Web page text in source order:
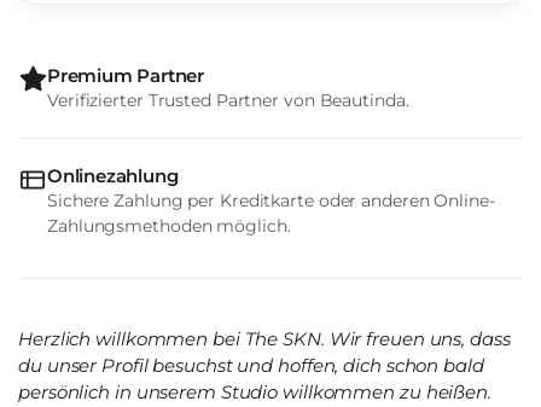
Premium Partner
Verifizierter Trusted Partner von Beautinda.
Onlinezahlung
Sichere Zahlung per Kreditkarte oder anderen Online-
Zahlungsmethoden möglich.
Herzlich willkommen bei The SKN. Wir freuen uns, dass
du unser Profil besuchst und hoffen, dich schon bald
persönlich in unserem Studio willkommen zu heißen.